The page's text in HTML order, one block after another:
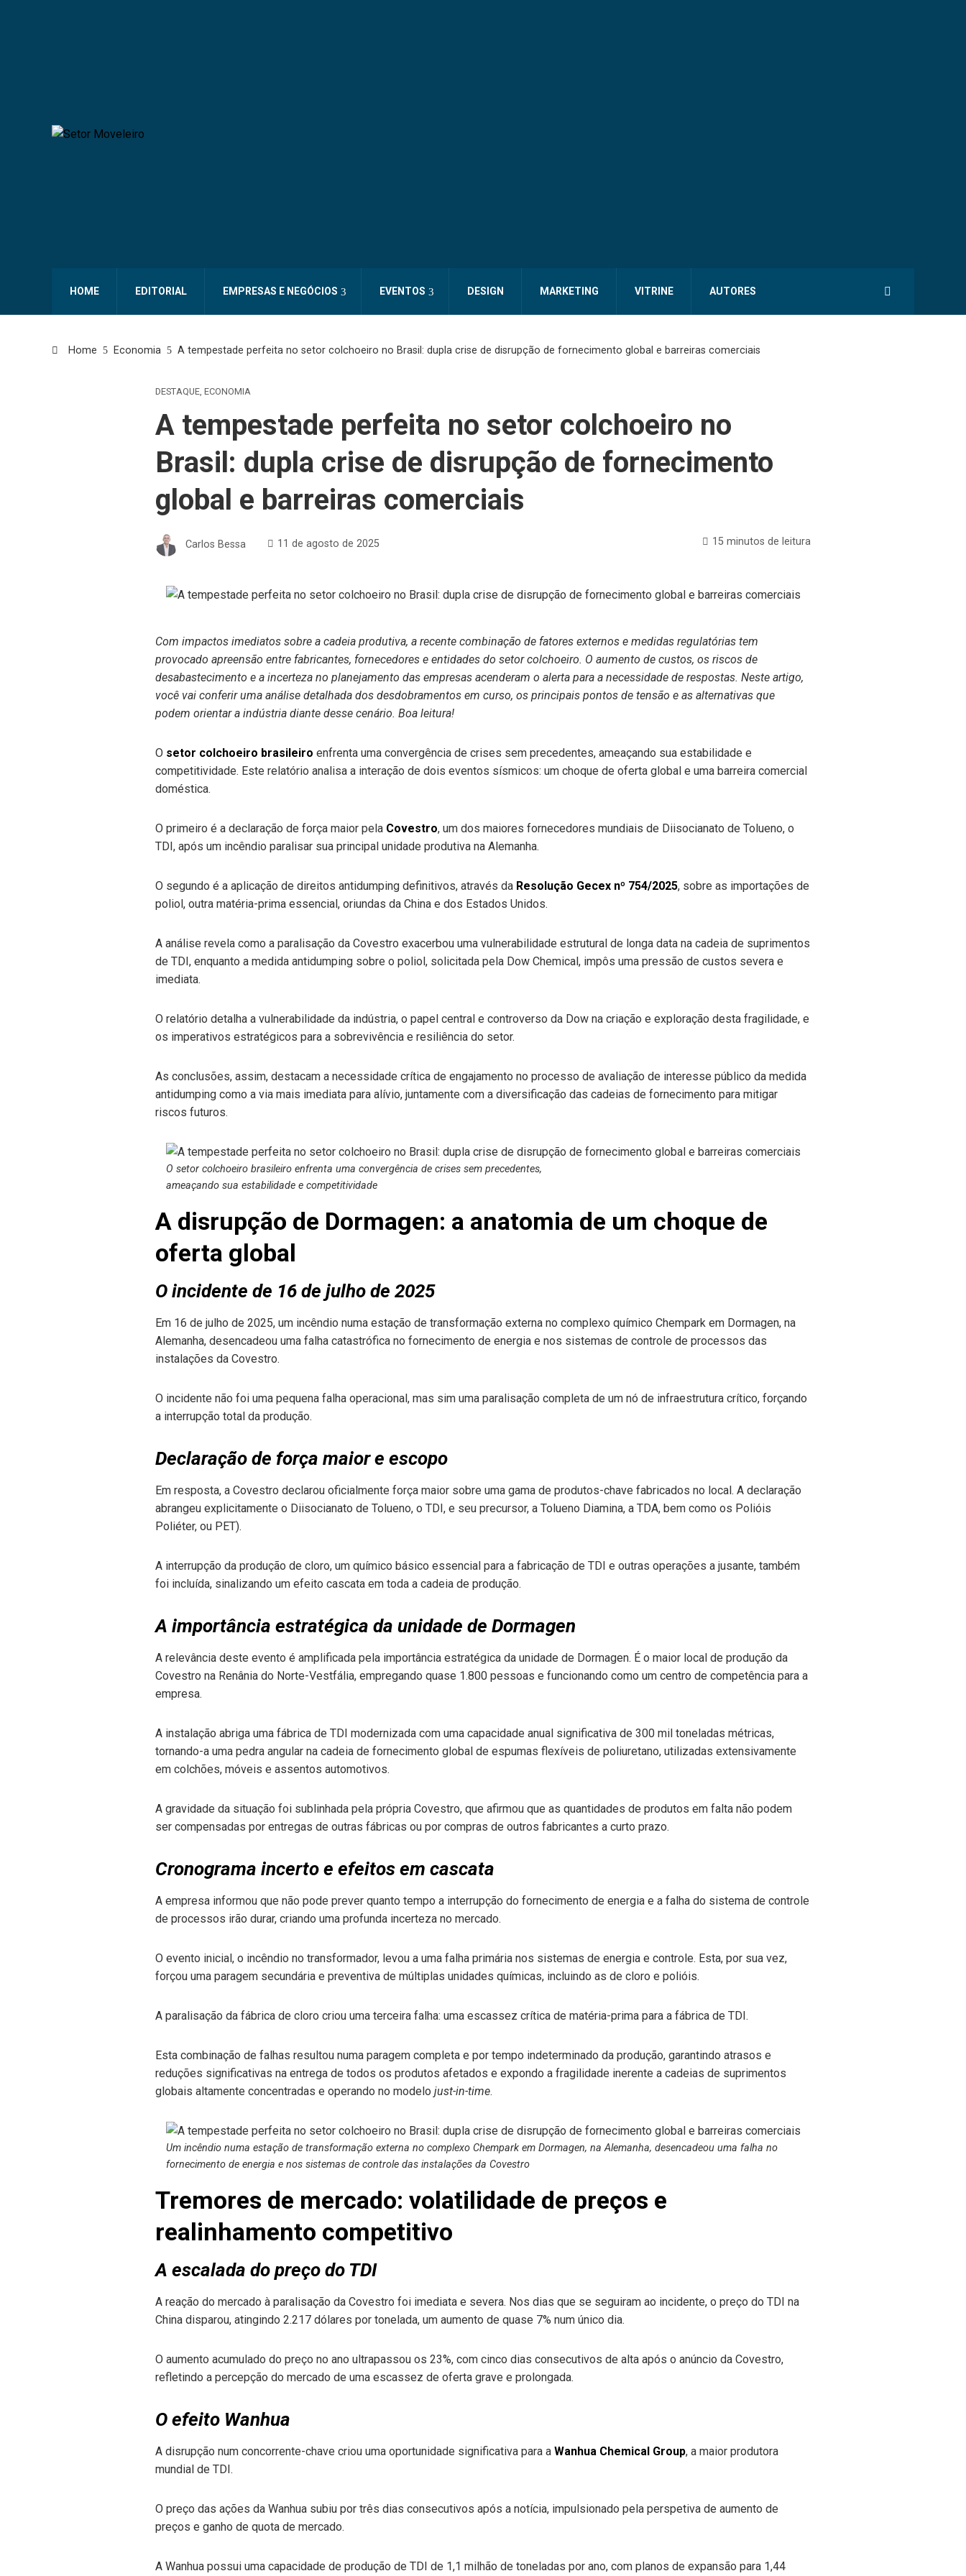
HOME EDITORIAL EMPRESAS E NEGÓCIOS EVENTOS DESIGN MARKETING VITRINE AUTORES
Home Economia A tempestade perfeita no setor colchoeiro no Brasil: dupla crise de disrupção de fornecimento global e barreiras comerciais
DESTAQUE ECONOMIA
A tempestade perfeita no setor colchoeiro no
Brasil: dupla crise de disrupção de fornecimento
global e barreiras comerciais
Carlos Bessa 11 de agosto de 2025 15 minutos de leitura
Com impactos imediatos sobre a cadeia produtiva, a recente combinação de fatores externos e medidas regulatórias tem
provocado apreensão entre fabricantes, fornecedores e entidades do setor colchoeiro. O aumento de custos, os riscos de
desabastecimento e a incerteza no planejamento das empresas acenderam o alerta para a necessidade de respostas. Neste artigo,
você vai conferir uma análise detalhada dos desdobramentos em curso, os principais pontos de tensão e as alternativas que
podem orientar a indústria diante desse cenário. Boa leitura!
O setor colchoeiro brasileiro enfrenta uma convergência de crises sem precedentes, ameaçando sua estabilidade e
competitividade. Este relatório analisa a interação de dois eventos sísmicos: um choque de oferta global e uma barreira comercial
doméstica.
O primeiro é a declaração de força maior pela Covestro, um dos maiores fornecedores mundiais de Diisocianato de Tolueno, o
TDI, após um incêndio paralisar sua principal unidade produtiva na Alemanha.
O segundo é a aplicação de direitos antidumping definitivos, através da Resolução Gecex nº 754/2025, sobre as importações de
poliol, outra matéria-prima essencial, oriundas da China e dos Estados Unidos.
A análise revela como a paralisação da Covestro exacerbou uma vulnerabilidade estrutural de longa data na cadeia de suprimentos
de TDI, enquanto a medida antidumping sobre o poliol, solicitada pela Dow Chemical, impôs uma pressão de custos severa e
imediata.
O relatório detalha a vulnerabilidade da indústria, o papel central e controverso da Dow na criação e exploração desta fragilidade, e
os imperativos estratégicos para a sobrevivência e resiliência do setor.
As conclusões, assim, destacam a necessidade crítica de engajamento no processo de avaliação de interesse público da medida
antidumping como a via mais imediata para alívio, juntamente com a diversificação das cadeias de fornecimento para mitigar
riscos futuros.
O setor colchoeiro brasileiro enfrenta uma convergência de crises sem precedentes,
ameaçando sua estabilidade e competitividade
A disrupção de Dormagen: a anatomia de um choque de
oferta global
O incidente de 16 de julho de 2025
Em 16 de julho de 2025, um incêndio numa estação de transformação externa no complexo químico Chempark em Dormagen, na
Alemanha, desencadeou uma falha catastrófica no fornecimento de energia e nos sistemas de controle de processos das
instalações da Covestro.
O incidente não foi uma pequena falha operacional, mas sim uma paralisação completa de um nó de infraestrutura crítico, forçando
a interrupção total da produção.
Declaração de força maior e escopo
Em resposta, a Covestro declarou oficialmente força maior sobre uma gama de produtos-chave fabricados no local. A declaração
abrangeu explicitamente o Diisocianato de Tolueno, o TDI, e seu precursor, a Tolueno Diamina, a TDA, bem como os Polióis
Poliéter, ou PET).
A interrupção da produção de cloro, um químico básico essencial para a fabricação de TDI e outras operações a jusante, também
foi incluída, sinalizando um efeito cascata em toda a cadeia de produção.
A importância estratégica da unidade de Dormagen
A relevância deste evento é amplificada pela importância estratégica da unidade de Dormagen. É o maior local de produção da
Covestro na Renânia do Norte-Vestfália, empregando quase 1.800 pessoas e funcionando como um centro de competência para a
empresa.
A instalação abriga uma fábrica de TDI modernizada com uma capacidade anual significativa de 300 mil toneladas métricas,
tornando-a uma pedra angular na cadeia de fornecimento global de espumas flexíveis de poliuretano, utilizadas extensivamente
em colchões, móveis e assentos automotivos.
A gravidade da situação foi sublinhada pela própria Covestro, que afirmou que as quantidades de produtos em falta não podem
ser compensadas por entregas de outras fábricas ou por compras de outros fabricantes a curto prazo.
Cronograma incerto e efeitos em cascata
A empresa informou que não pode prever quanto tempo a interrupção do fornecimento de energia e a falha do sistema de controle
de processos irão durar, criando uma profunda incerteza no mercado.
O evento inicial, o incêndio no transformador, levou a uma falha primária nos sistemas de energia e controle. Esta, por sua vez,
forçou uma paragem secundária e preventiva de múltiplas unidades químicas, incluindo as de cloro e polióis.
A paralisação da fábrica de cloro criou uma terceira falha: uma escassez crítica de matéria-prima para a fábrica de TDI.
Esta combinação de falhas resultou numa paragem completa e por tempo indeterminado da produção, garantindo atrasos e
reduções significativas na entrega de todos os produtos afetados e expondo a fragilidade inerente a cadeias de suprimentos
globais altamente concentradas e operando no modelo just-in-time.
Um incêndio numa estação de transformação externa no complexo Chempark em Dormagen, na Alemanha, desencadeou uma falha no
fornecimento de energia e nos sistemas de controle das instalações da Covestro
Tremores de mercado: volatilidade de preços e
realinhamento competitivo
A escalada do preço do TDI
A reação do mercado à paralisação da Covestro foi imediata e severa. Nos dias que se seguiram ao incidente, o preço do TDI na
China disparou, atingindo 2.217 dólares por tonelada, um aumento de quase 7% num único dia.
O aumento acumulado do preço no ano ultrapassou os 23%, com cinco dias consecutivos de alta após o anúncio da Covestro,
refletindo a percepção do mercado de uma escassez de oferta grave e prolongada.
O efeito Wanhua
A disrupção num concorrente-chave criou uma oportunidade significativa para a Wanhua Chemical Group, a maior produtora
mundial de TDI.
O preço das ações da Wanhua subiu por três dias consecutivos após a notícia, impulsionado pela perspetiva de aumento de
preços e ganho de quota de mercado.
A Wanhua possui uma capacidade de produção de TDI de 1,1 milhão de toneladas por ano, com planos de expansão para 1,44